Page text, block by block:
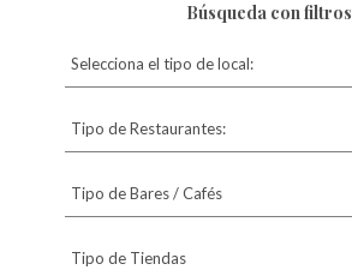
Búsqueda con filtros
Selecciona el tipo de local:
Tipo de Restaurantes:
Tipo de Bares / Cafés
Tipo de Tiendas